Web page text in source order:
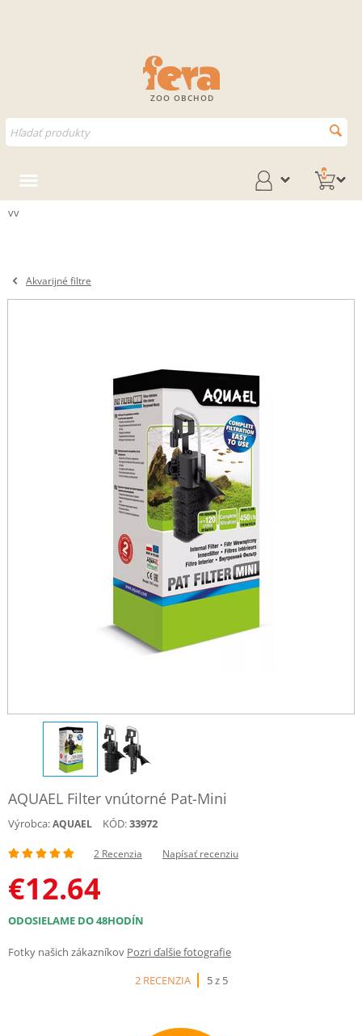
ZOO OBCHOD
0
vv
Akvarijné filtre
AQUAEL Filter vnútorné Pat-Mini
Výrobca:AQUAEL KÓD:33972
2 Recenzia Napísať recenziu
€12.64
ODOSIELAME DO 48HODÍN
Fotky našich zákazníkov Pozri ďalšie fotografie
2 RECENZIA
5 z 5